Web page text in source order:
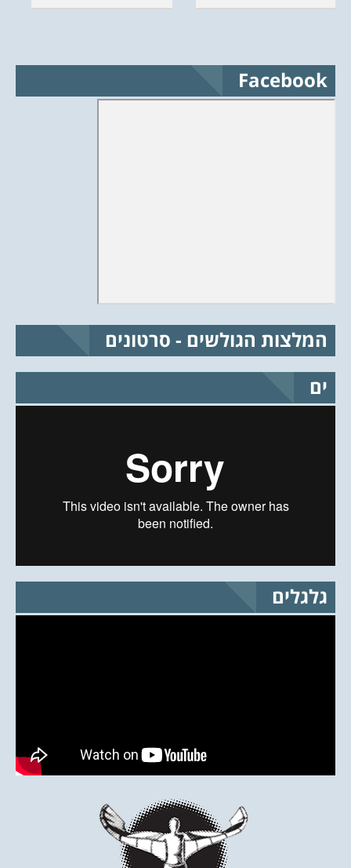
Facebook
המלצות הגולשים - סרטונים
ים
גלגלים